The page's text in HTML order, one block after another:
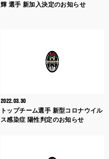
輝 選手 新加入決定のお知らせ
2022.03.30
トップチーム選手 新型コロナウイル
ス感染症 陽性判定のお知らせ